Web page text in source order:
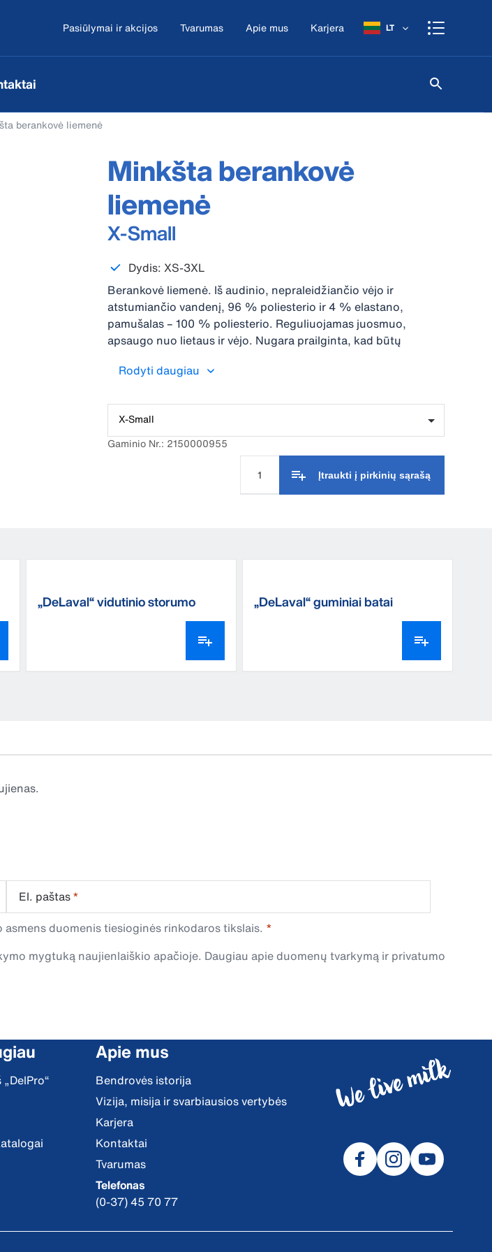
Pasiūlymai ir akcijos Tvarumas Apie mus Karjera LT
berankovė liemenė
Minkšta berankovė
liemenė
X-Small
Dydis: XS-3XL
Berankovė liemenė. Iš audinio, nepraleidžiančio vėjo ir
atstumiančio vandenį, 96 % poliesterio ir 4 % elastano,
pamušalas – 100 % poliesterio. Reguliuojamas juosmuo,
apsaugo nuo lietaus ir vėjo. Nugara prailginta, kad būtų
Rodyti daugiau
X-Small
Gaminio Nr.: 2150000955
Įtraukti į pirkinių sąrašą
„DeLaval“ vidutinio storumo
„DeLaval“ guminiai batai
El. paštas*
duomenis tiesioginės rinkodaros tikslais.
mygtuką naujienlaiškio apačioje. Daugiau apie duomenų tvarkymą ir privatumo
Apie mus
Bendrovės istorija
Vizija, misija ir svarbiausios vertybės
Karjera
Kontaktai
Tvarumas
Telefonas
(0-37) 45 70 77